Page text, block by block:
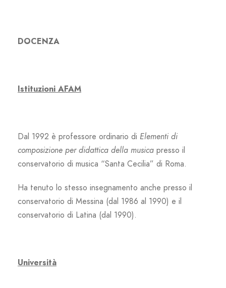
DOCENZA
Istituzioni AFAM
Dal 1992 è professore ordinario di Elementi di
composizione per didattica della musica presso il
conservatorio di musica “Santa Cecilia” di Roma.
Ha tenuto lo stesso insegnamento anche presso il
conservatorio di Messina (dal 1986 al 1990) e il
conservatorio di Latina (dal 1990).
Università